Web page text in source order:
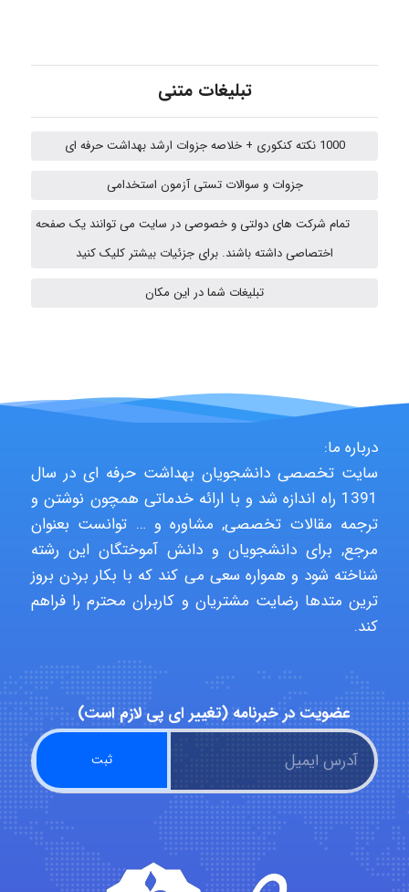
fahimeh sheibani
Niloofar
USER124
malekf
abolfazlkoshehe
A.balandeh
fatima
تبلیغات متنی
1000 نکته کنکوری + خلاصه جزوات ارشد بهداشت حرفه ای
جزوات و سوالات تستی آزمون استخدامی
تمام شرکت های دولتی و خصوصی در سایت می توانند یک صفحه
اختصاصی داشته باشند. برای جزئیات بیشتر کلیک کنید
تبلیغات شما در این مکان
درباره ما:
سایت تخصصی دانشجویان بهداشت حرفه ای در سال
1391 راه اندازه شد و با ارائه خدماتی همچون نوشتن و
ترجمه مقالات تخصصی, مشاوره و … توانست بعنوان
مرجع, برای دانشجویان و دانش آموختگان این رشته
شناخته شود و همواره سعی می کند که با بکار بردن بروز
ترین متدها رضایت مشتریان و کاربران محترم را فراهم
کند.
عضویت در خبرنامه (تغییر ای پی لازم است)